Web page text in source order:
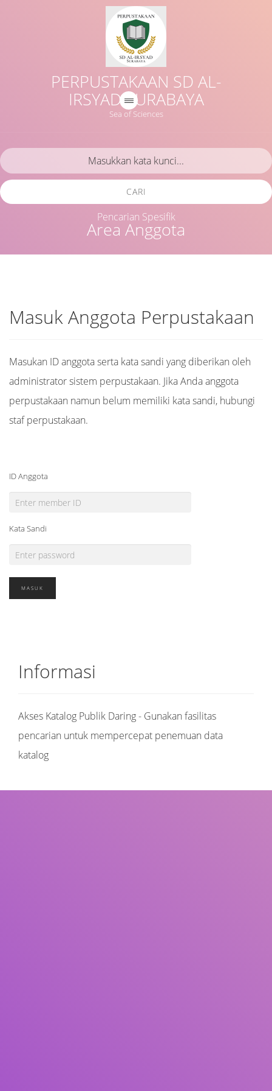
PERPUSTAKAAN SD AL-
IRSYAD SURABAYA
Sea of Sciences
Area Anggota
CARI
Pencarian Spesifik
Masuk Anggota Perpustakaan
Masukan ID anggota serta kata sandi yang diberikan oleh
administrator sistem perpustakaan. Jika Anda anggota
perpustakaan namun belum memiliki kata sandi, hubungi
staf perpustakaan.
ID Anggota
Kata Sandi
Informasi
Akses Katalog Publik Daring - Gunakan fasilitas
pencarian untuk mempercepat penemuan data
katalog